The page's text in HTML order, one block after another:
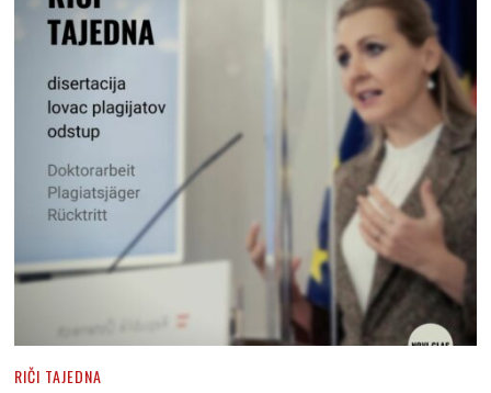
RIČI TAJEDNA